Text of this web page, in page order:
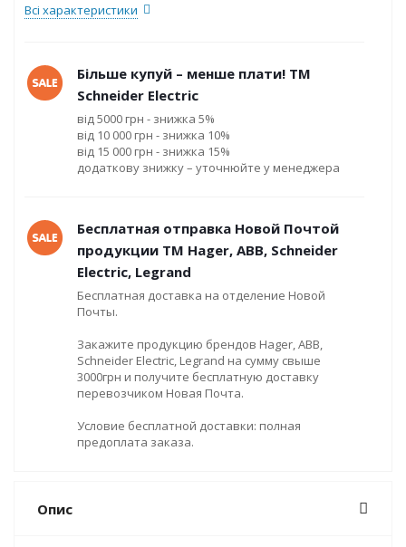
Всі характеристики
Більше купуй – менше плати! ТМ
Schneider Electric
від 5000 грн - знижка 5%
від 10 000 грн - знижка 10%
від 15 000 грн - знижка 15%
додаткову знижку – уточнюйте у менеджера
Бесплатная отправка Новой Почтой
продукции ТМ Hager, ABB, Schneider
Electric, Legrand
Бесплатная доставка на отделение Новой
Почты.
Закажите продукцию брендов Hager, ABB,
Schneider Electric, Legrand на сумму свыше
3000грн и получите бесплатную доставку
перевозчиком Новая Почта.
Условие бесплатной доставки: полная
предоплата заказа.
Опис